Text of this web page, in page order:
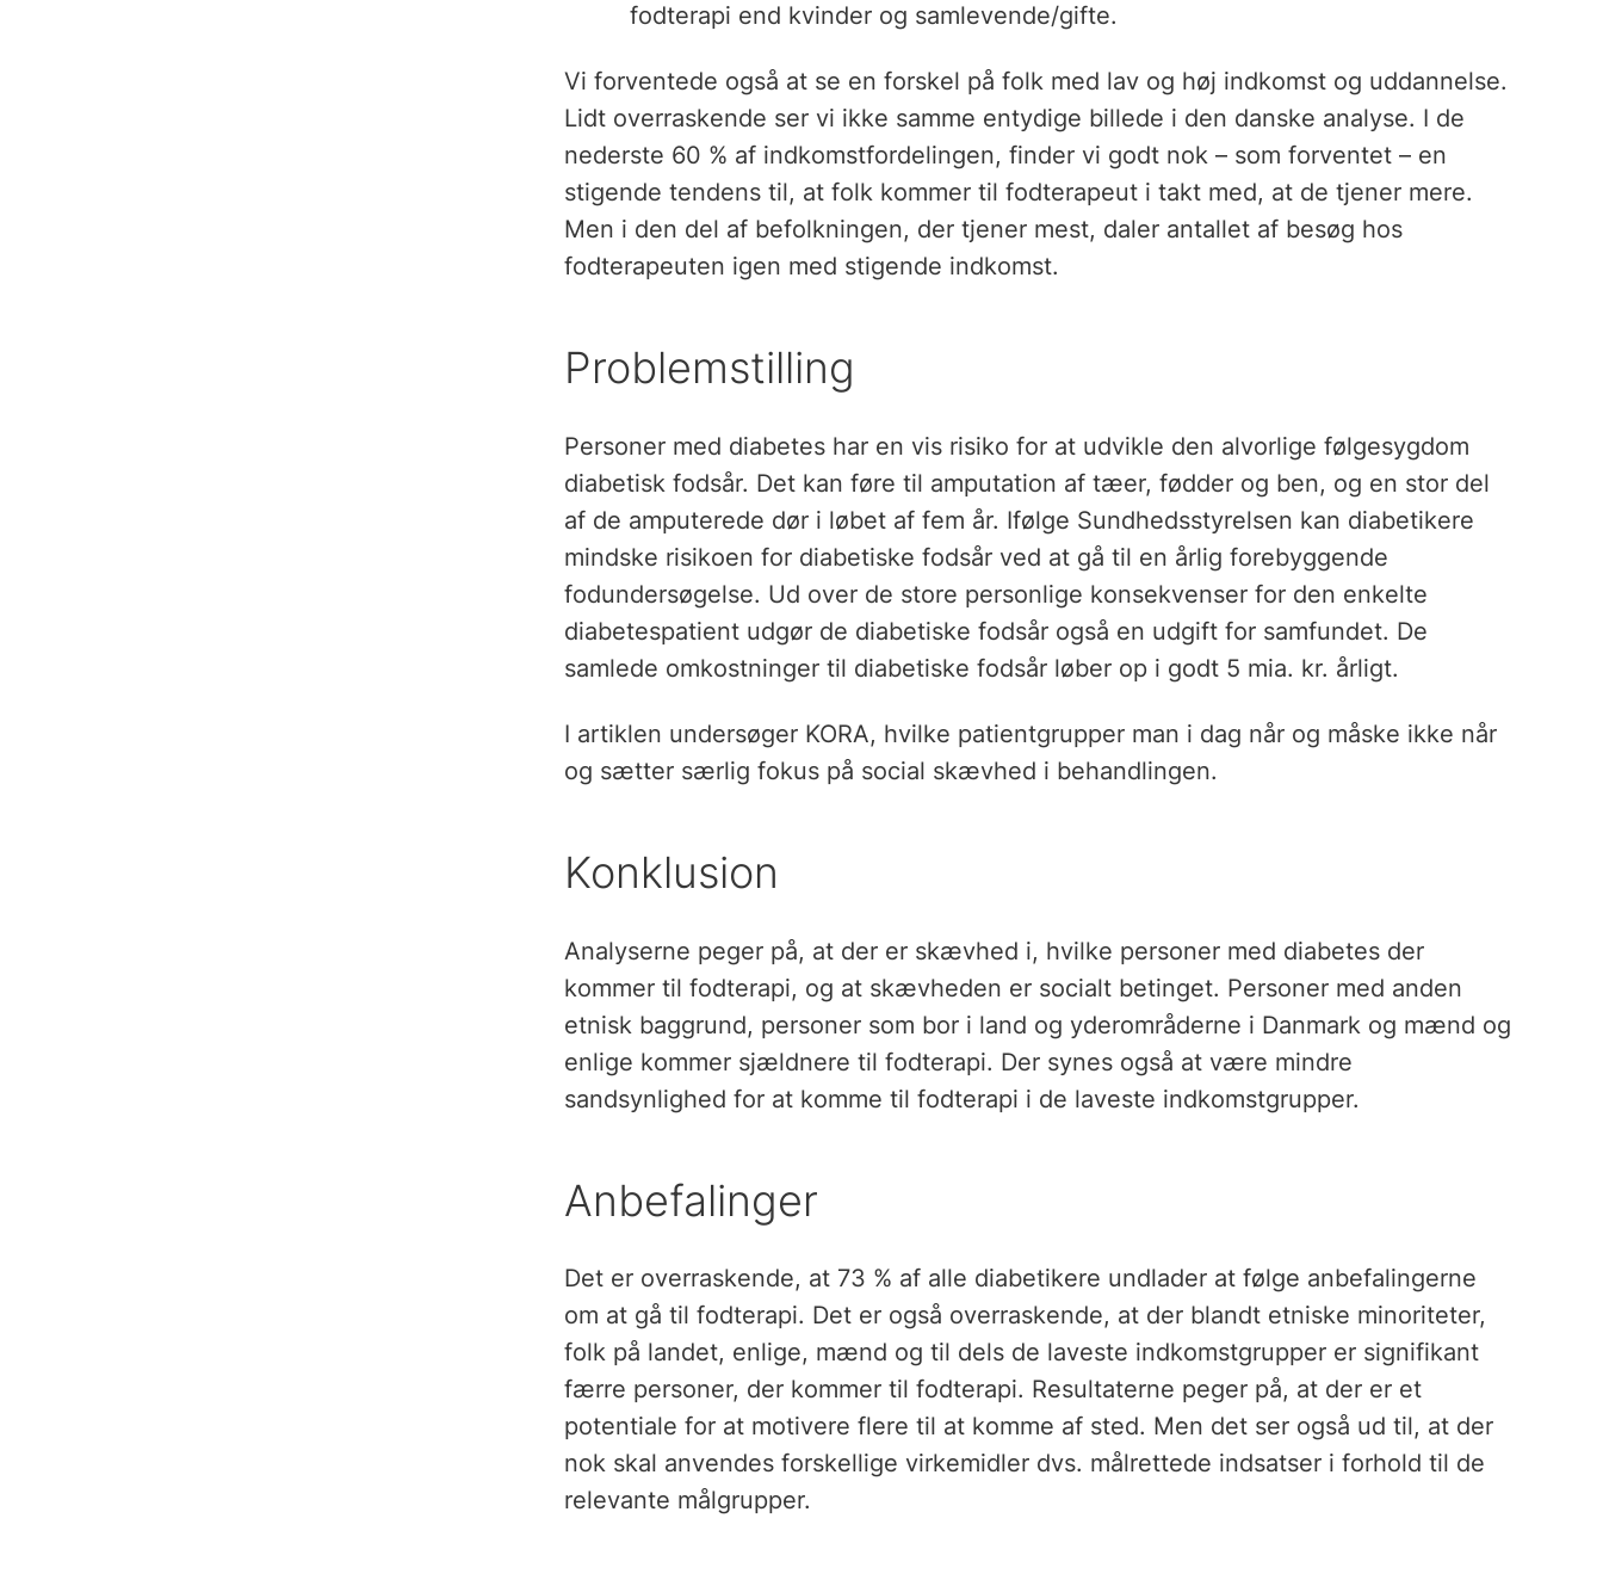
fodterapi end kvinder og samlevende/gifte.
Vi forventede også at se en forskel på folk med lav og høj indkomst og uddannelse.
Lidt overraskende ser vi ikke samme entydige billede i den danske analyse. I de
nederste 60 % af indkomstfordelingen, finder vi godt nok – som forventet – en
stigende tendens til, at folk kommer til fodterapeut i takt med, at de tjener mere.
Men i den del af befolkningen, der tjener mest, daler antallet af besøg hos
fodterapeuten igen med stigende indkomst.
Problemstilling
Personer med diabetes har en vis risiko for at udvikle den alvorlige følgesygdom
diabetisk fodsår. Det kan føre til amputation af tæer, fødder og ben, og en stor del
af de amputerede dør i løbet af fem år. Ifølge Sundhedsstyrelsen kan diabetikere
mindske risikoen for diabetiske fodsår ved at gå til en årlig forebyggende
fodundersøgelse. Ud over de store personlige konsekvenser for den enkelte
diabetespatient udgør de diabetiske fodsår også en udgift for samfundet. De
samlede omkostninger til diabetiske fodsår løber op i godt 5 mia. kr. årligt.
I artiklen undersøger KORA, hvilke patientgrupper man i dag når og måske ikke når
og sætter særlig fokus på social skævhed i behandlingen.
Konklusion
Analyserne peger på, at der er skævhed i, hvilke personer med diabetes der
kommer til fodterapi, og at skævheden er socialt betinget. Personer med anden
etnisk baggrund, personer som bor i land og yderområderne i Danmark og mænd og
enlige kommer sjældnere til fodterapi. Der synes også at være mindre
sandsynlighed for at komme til fodterapi i de laveste indkomstgrupper.
Anbefalinger
Det er overraskende, at 73 % af alle diabetikere undlader at følge anbefalingerne
om at gå til fodterapi. Det er også overraskende, at der blandt etniske minoriteter,
folk på landet, enlige, mænd og til dels de laveste indkomstgrupper er signifikant
færre personer, der kommer til fodterapi. Resultaterne peger på, at der er et
potentiale for at motivere flere til at komme af sted. Men det ser også ud til, at der
nok skal anvendes forskellige virkemidler dvs. målrettede indsatser i forhold til de
relevante målgrupper.